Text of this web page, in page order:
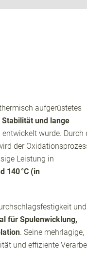
aufgerüstetes
und lange
wurde. Durch
der
Leistung in
140 °C (in
und
für Spulenwicklung,
. Seine mehrlagige,
und effiziente